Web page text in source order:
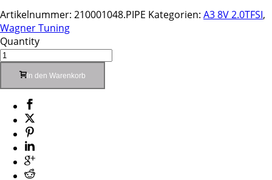
Artikelnummer: 210001048.PIPE Kategorien: A3 8V 2.0TFSI,
Wagner Tuning
Quantity
In den Warenkorb